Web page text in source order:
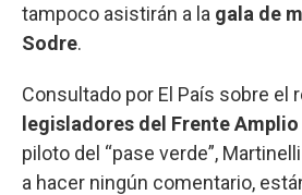
tampoco asistirán a la gala de
Sodre.
Consultado por El País sobre el
legisladores del Frente Amplio
piloto del “pase verde”,
a hacer ningún comentario,